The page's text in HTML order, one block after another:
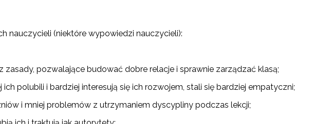
nauczycieli (niektóre wypowiedzi nauczycieli):
zasady, pozwalające budować dobre relacje i sprawnie zarządzać klasą;
polubili i bardziej interesują się ich rozwojem, stali się bardziej empatyczni;
i mniej problemów z utrzymaniem dyscypliny podczas lekcji;